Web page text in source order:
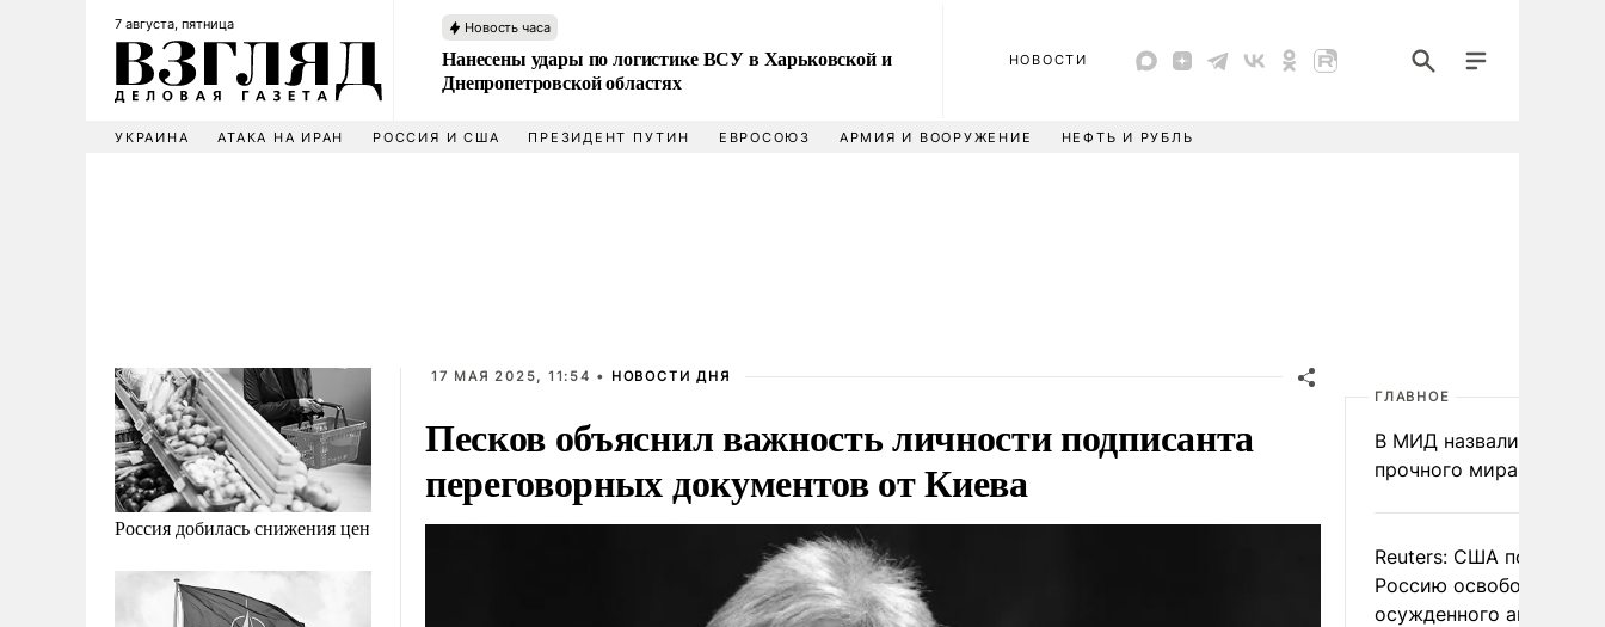
7 августа, пятница Новость часа
Нанесены удары по логистике ВСУ в Харьковской и
Днепропетровской областях
НОВОСТИ
УКРАИНА АТАКА НА ИРАН РОССИЯ И США ПРЕЗИДЕНТ ПУТИН ЕВРОСОЮЗ АРМИЯ И ВООРУЖЕНИЕ НЕФТЬ И РУБЛЬ
Россия добилась снижения цен
17 МАЯ 2025, 11:54 • НОВОСТИ ДНЯ
Песков объяснил важность личности подписанта
переговорных документов от Киева
ГЛАВНОЕ
В МИД назвали условия
прочного мира на
Reuters: США
Россию освободить
осужденного